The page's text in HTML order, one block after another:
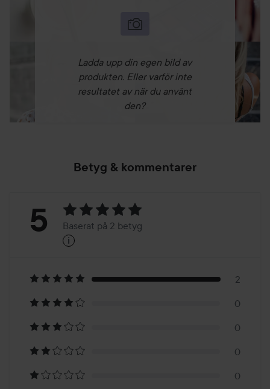
Ladda upp din egen bild av
produkten. Eller varför inte
resultatet av när du använt
den?
Betyg & kommentarer
Betyg:
Baserat
på
2
betyg
5 Baserat på 2 betyg
i
2
0
0
0
0